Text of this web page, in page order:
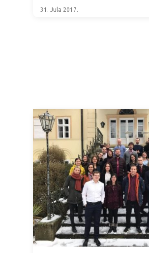
31. Jula 2017.